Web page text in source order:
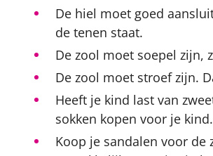
De hiel moet goed
de tenen staat.
De zool moet soepel zijn,
De zool moet stroef zijn.
Heeft je kind last van
sokken kopen voor je kind.
Koop je sandalen voor de